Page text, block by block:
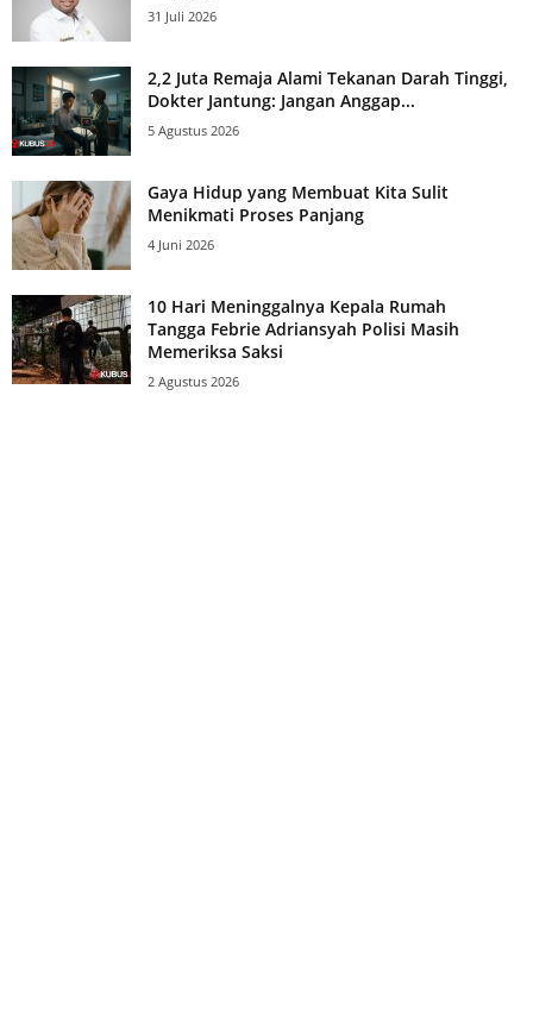
31 Juli 2026
2,2 Juta Remaja Alami Tekanan Darah Tinggi,
Dokter Jantung: Jangan Anggap...
5 Agustus 2026
Gaya Hidup yang Membuat Kita Sulit
Menikmati Proses Panjang
4 Juni 2026
10 Hari Meninggalnya Kepala Rumah
Tangga Febrie Adriansyah Polisi Masih
Memeriksa Saksi
2 Agustus 2026